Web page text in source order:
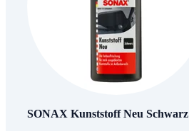
SONAX Kunststoff Neu Schwarz